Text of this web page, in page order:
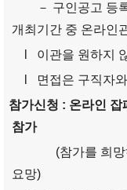
－ 구인공고 등록 :
개최기간 중 온라인
l 이관을 원하지 않
l 면접은 구직자와
참가신청 : 온라인
참가
(참가를 희망하지
요망)